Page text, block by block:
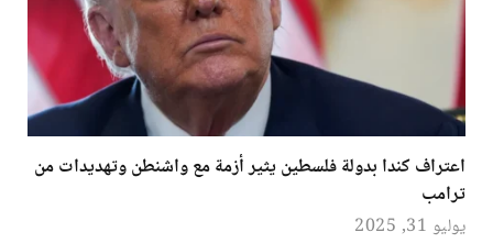
اعتراف كندا بدولة فلسطين يثير أزمة مع واشنطن وتهديدات من
ترامب
يوليو 31, 2025